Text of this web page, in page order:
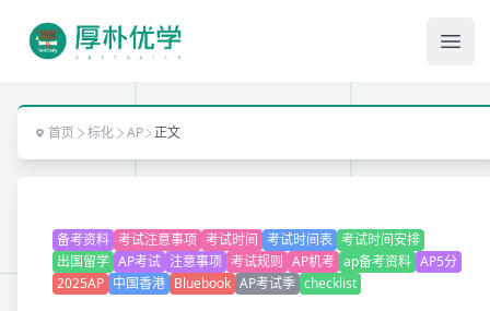
首页 标化 AP 正文
备考资料 考试注意事项 考试时间 考试时间表 考试时间安排
出国留学 AP考试 注意事项 考试规则 AP机考 ap备考资料 AP5分
2025AP 中国香港 Bluebook AP考试季 checklist